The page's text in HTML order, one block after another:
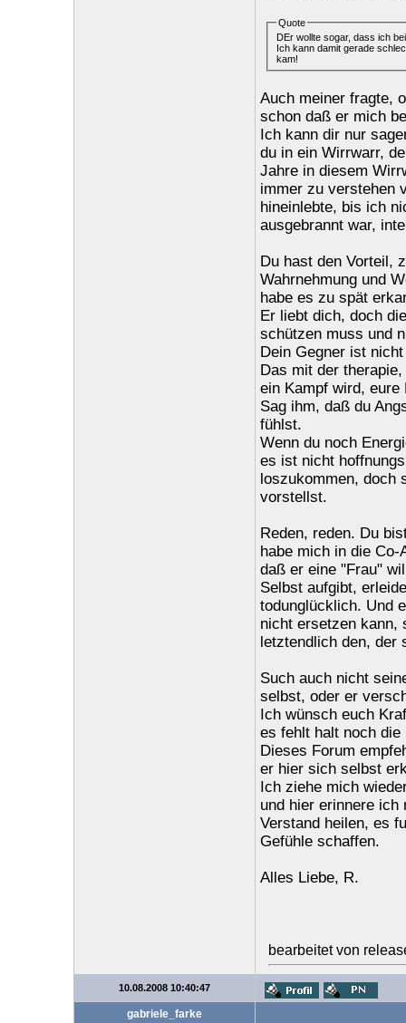
Quote
DEr wollte sogar, dass ich
Ich kann damit gerade
kam!
Auch meiner fragte,
schon daß er mich
Ich kann dir nur
du in ein Wirrwarr,
Jahre in diesem
immer zu verstehen
hineinlebte, bis ich
ausgebrannt war,
Du hast den Vorteil,
Wahrnehmung und
habe es zu spät
Er liebt dich, doch
schützen muss und
Dein Gegner ist
Das mit der
ein Kampf wird, eure
Sag ihm, daß du
fühlst.
Wenn du noch
es ist nicht
loszukommen, doch
vorstellst.
Reden, reden. Du
habe mich in die
daß er eine "Frau"
Selbst aufgibt,
todunglücklich. Und
nicht ersetzen kann,
letztendlich den,
Such auch nicht
selbst, oder er
Ich wünsch euch
es fehlt halt noch
Dieses Forum
er hier sich selbst
Ich ziehe mich
und hier erinnere ich
Verstand heilen, es
Gefühle schaffen.
Alles Liebe, R.
bearbeitet von
10.08.2008 10:40:47
gabriele_farke